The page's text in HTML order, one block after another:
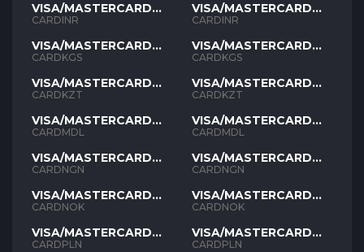
VISA/MASTERCARD
INR
CARDINR
VISA/MASTERCARD
KGS
CARDKGS
VISA/MASTERCARD
KZT
CARDKZT
VISA/MASTERCARD
MDL
CARDMDL
VISA/MASTERCARD
NGN
CARDNGN
VISA/MASTERCARD
NOK
CARDNOK
VISA/MASTERCARD
PLN
CARDPLN
VISA/MASTERCARD
INR
CARDINR
VISA/MASTERCARD
KGS
CARDKGS
VISA/MASTERCARD
KZT
CARDKZT
VISA/MASTERCARD
MDL
CARDMDL
VISA/MASTERCARD
NGN
CARDNGN
VISA/MASTERCARD
NOK
CARDNOK
VISA/MASTERCARD
PLN
CARDPLN